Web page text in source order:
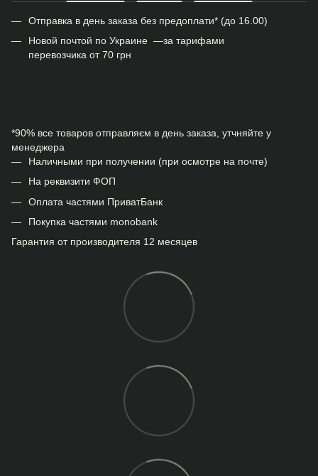
Отправка в день заказа без предоплати* (до 16.00)
Новой почтой по Украине —за тарифами
перевозчика от 70 грн
*90% все товаров отправляєм в день заказа, утчняйте у
менеджера
Наличными при получении (при осмотре на почте)
На реквизити ФОП
Оплата частями ПриватБанк
Покупка частями monobank
Гарантия от производителя 12 месяцев